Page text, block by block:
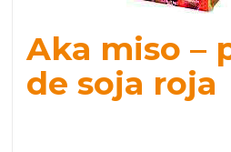
Aka miso –
de soja roja